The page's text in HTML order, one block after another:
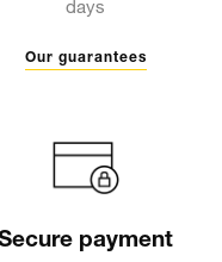
on our website is